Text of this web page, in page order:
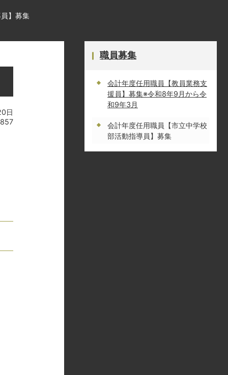
】募集
日
職員募集
会計年度任用職員【教員業務支
援員】募集※令和8年9月から令
和9年3月
会計年度任用職員【市立中学校
部活動指導員】募集